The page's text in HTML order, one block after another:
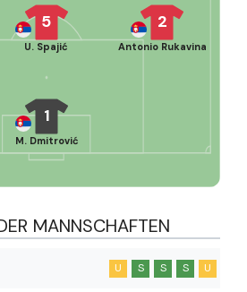
1
M. Dmitrović
5
U. Spajić
2
Antonio Rukavina
MANNSCHAFTEN
U S S S U